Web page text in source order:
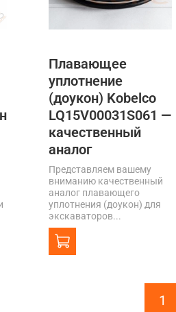
Плавающее
уплотнение
(доукон) Kobelco
LQ15V00031S061 —
качественный
аналог
Представляем вашему
вниманию качественный
аналог плавающего
уплотнения (доукон) для
экскаваторов...
1